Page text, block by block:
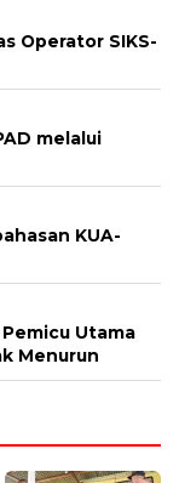
Operator SIKS-
melalui
KUA-
Pemicu Utama
Menurun